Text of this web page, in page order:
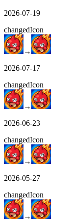
2026-07-19
changedIcon
→
2026-07-17
changedIcon
→
2026-06-23
changedIcon
→
2026-05-27
changedIcon
→